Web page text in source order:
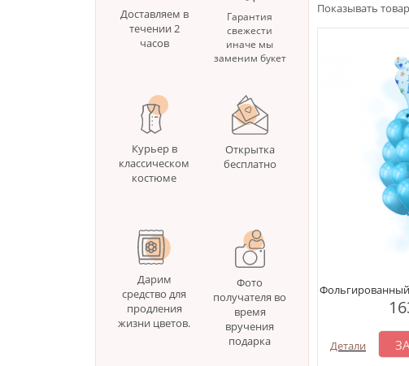
Доставляем в
течении 2
часов
Гарантия
свежести
иначе мы
заменим букет
Курьер в
классическом
костюме
Открытка
бесплатно
Дарим
средство для
продления
жизни цветов.
Фото
получателя во
время
вручения
подарка
Показывать
Детали